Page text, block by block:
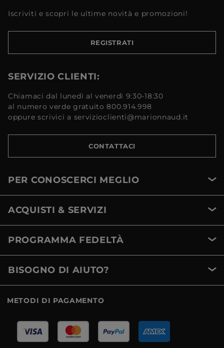
Iscriviti e scopri le ultime novità e promozioni!
REGISTRATI
SERVIZIO CLIENTI:
Chiamaci dal lunedì al venerdì 9:30-18:30
al numero verde gratuito 800.914.998
oppure scrivici a servizioclienti@marionnaud.it
CONTATTACI
PER CONOSCERCI MEGLIO
ACQUISTI & SERVIZI
PROGRAMMA FEDELTÀ
BISOGNO DI AIUTO?
METODI DI PAGAMENTO